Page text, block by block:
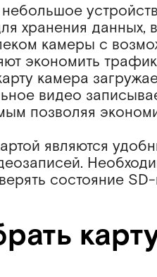
хранения
камеры с
экономить
камера
видео
позволяя
являются
состояние